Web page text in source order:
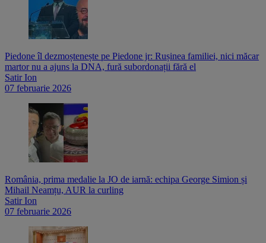
Piedone îl dezmoștenește pe Piedone jr: Rușinea familiei, nici măcar
martor nu a ajuns la DNA, fură subordonații fără el
Satir Ion
07 februarie 2026
România, prima medalie la JO de iarnă: echipa George Simion și
Mihail Neamțu, AUR la curling
Satir Ion
07 februarie 2026